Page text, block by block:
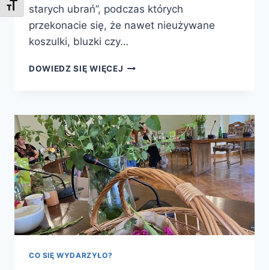
Toggle Font size
starych ubrań”, podczas których
przekonacie się, że nawet nieużywane
koszulki, bluzki czy…
DOWIEDZ SIĘ WIĘCEJ PODKŁADKI
STARYCH
UBRAŃ
–
WARSZTATY
RECYKLINGOWE
CO SIĘ WYDARZYŁO?